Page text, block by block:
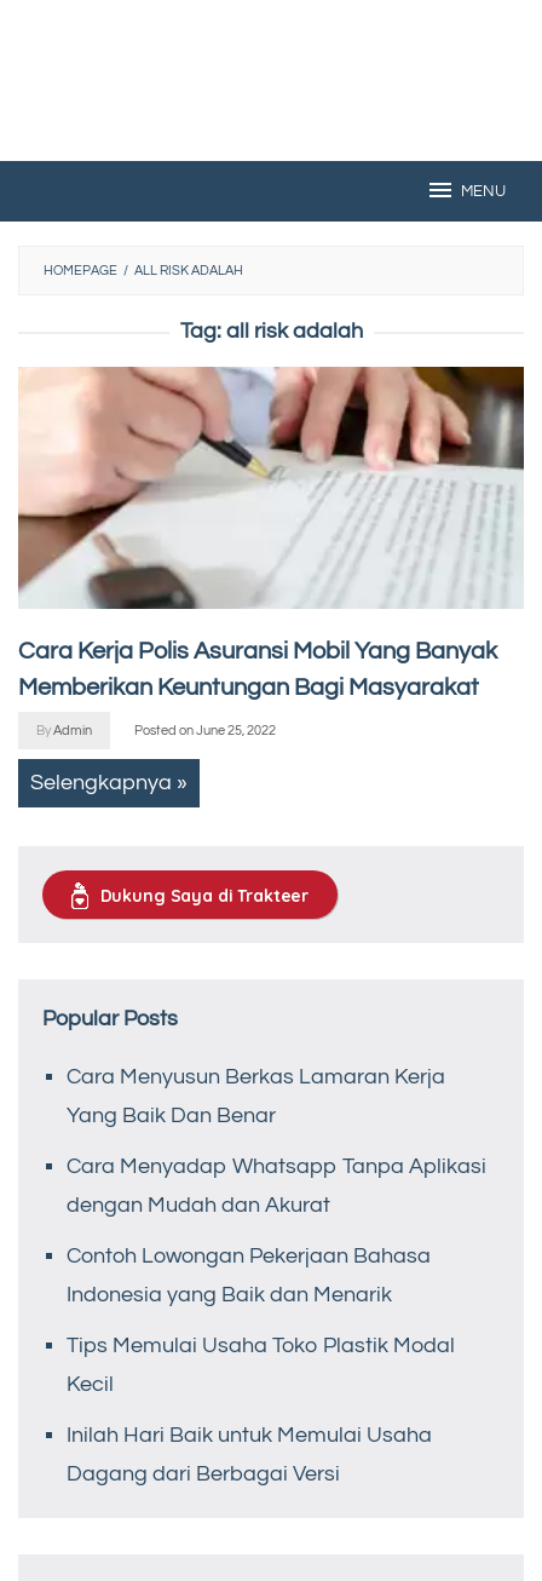
MENU
HOMEPAGE / ALL RISK ADALAH
Tag: all risk adalah
Cara Kerja Polis Asuransi Mobil Yang Banyak
Memberikan Keuntungan Bagi Masyarakat
ByAdmin Posted onJune 25, 2022
Selengkapnya »
Dukung Saya di Trakteer
Popular Posts
Cara Menyusun Berkas Lamaran Kerja
Yang Baik Dan Benar
Cara Menyadap Whatsapp Tanpa Aplikasi
dengan Mudah dan Akurat
Contoh Lowongan Pekerjaan Bahasa
Indonesia yang Baik dan Menarik
Tips Memulai Usaha Toko Plastik Modal
Kecil
Inilah Hari Baik untuk Memulai Usaha
Dagang dari Berbagai Versi